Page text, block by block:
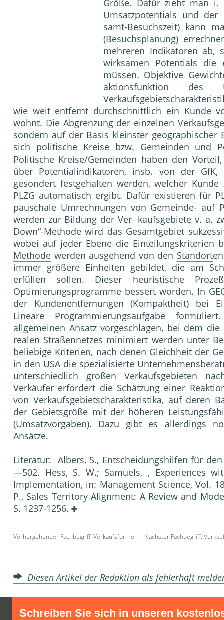
Größe. Dafür zieht man
Umsatzpotentials und der
samt-Besuchszeit) kann
(Besuchspla­nung)
mehreren Indikatoren ab,
wirk­samen Potentials die
müssen. Objektive
aktionsfunktion des
wie weit entfernt durchschnittlich ein Kunde
wohnt. Die Abgrenzungder einzelnen
son­dern auf der Basis kleinster geographischer
sich politische Kreise bzw. Gemeinden und
Politische Kreise/Gemeinden haben den
über Potentialindikatoren, insb. von der GfK,
gesondert festgehalten werden, welcher
PLZG automatisch ergibt. Dafür existie­ren für
pauschale Umrechnungen von Gemein­de- auf
werden zur Bildung der Ver- kaufsgebiete v. a.
Down“-Methode wird das Gesamtgebiet
wobei auf jeder Ebene die Einteilungskriterien
Methode werden ausgehend von den Standort
immer größere Einheiten gebildet, die am
erfüllen sollen. Dieser heuristische
Optimierungsprogramme bessert worden. In
der Kundenent­fernungen (Kompaktheit) bei
Lineare Pro­grammierungsaufgabe
allgemeinen Ansatz vorgeschlagen, bei dem
realen Stra­ßennetzes minimiert werden unter
beliebige Kriterien, nach denen Gleichheit der
in den USA die spezialisierte
unterschiedlich großen Verkaufsgebieten
Verkäufer erfordert die Schätzung einer
von Verkaufsgebiets­charakteristika, auf deren
der Gebietsgröße mit der höheren
(Umsatzvorga­ben). Dazu gibt es allerdings
Ansätze.
Literatur: Albers, S., Entscheidungshilfen für
—502. Hess, S. W.; Samuels, , Experiences
Implementation, in: ManagementScience, Vol.
P., Sales Territory Alignment: A Review and
S. 1237-1256.
Vorhergehender Fachbegriff: Verkaufsformen | Nächster Fachbegriff:
Diesen Artikel der Redaktion als fehlerhaft
Schreiben Sie sich in unseren